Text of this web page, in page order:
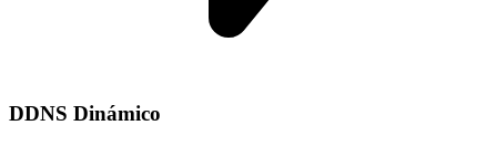
DDNS Dinámico